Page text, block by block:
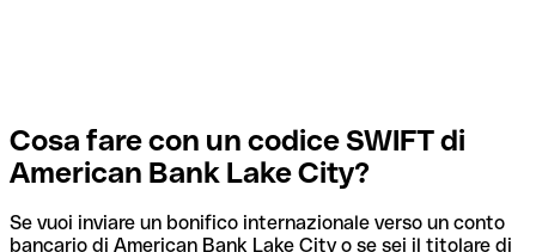
Cosa fare con un codice SWIFT di
American Bank Lake City?
Se vuoi inviare un bonifico internazionale verso un conto
bancario di American Bank Lake City o se sei il titolare di